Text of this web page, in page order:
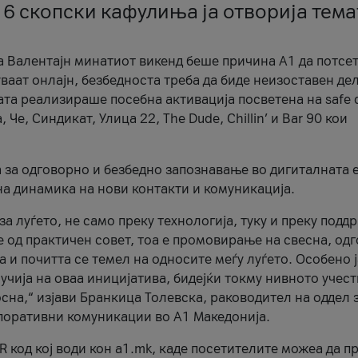
скопски кафулиња ја отворија
минатиот викенд беше причина А1 да
онлајн, безбедноста треба да биде неизоставен
реализираше посебна активација посветена на
Синдикат, Улица 22, The Dude, Chillin’ и Bar 90 кои
одговорно и безбедно запознавање во дигиталната
динамика на нови контакти и комуникација.
луѓето, не само преку технологија, туку и преку
практичен совет, тоа е промовирање на свесна,
и почитта се темел на односите меѓу луѓето. Особено
на оваа иницијатива, бидејќи токму нивното
изјави Бранкица Толевска, раководител на оддел
комуникации во А1 Македонија.
кој води кон a1.mk, каде посетителите можеа да